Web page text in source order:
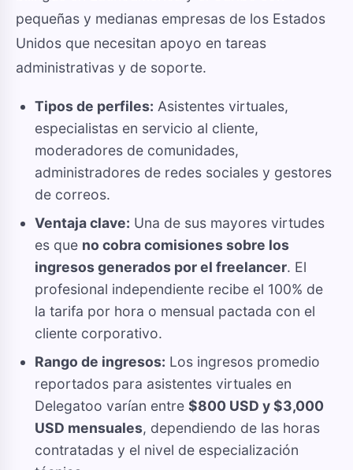
pequeñas y medianas empresas de los Estados
Unidos que necesitan apoyo en tareas
administrativas y de soporte.
Tipos de perfiles: Asistentes virtuales,
especialistas en servicio al cliente,
moderadores de comunidades,
administradores de redes sociales y gestores
de correos.
Ventaja clave: Una de sus mayores virtudes
es que no cobra comisiones sobre los
ingresos generados por el freelancer. El
profesional independiente recibe el 100% de
la tarifa por hora o mensual pactada con el
cliente corporativo.
Rango de ingresos: Los ingresos promedio
reportados para asistentes virtuales en
Delegatoo varían entre $800 USD y $3,000
USD mensuales, dependiendo de las horas
contratadas y el nivel de especialización